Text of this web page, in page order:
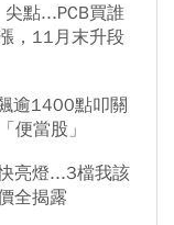
點...PCB買誰
，11月末升段
逾1400點叩關
便當股」
亮燈...3檔我該
全揭露